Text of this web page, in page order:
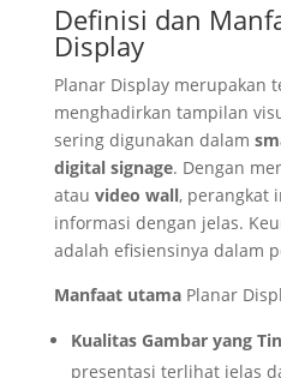
Definisi dan
Display
Planar Display merupakan
menghadirkan tampilan
sering digunakan dalam
digital signage. Dengan
atau video wall, perangkat
informasi dengan jelas.
adalah efisiensinya dalam
Manfaat utamaPlanar
Kualitas Gambar yang
presentasi terlihat jelas